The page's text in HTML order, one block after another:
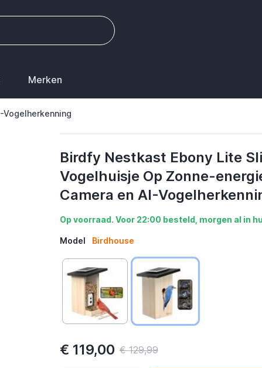
Merken
Birdfy Nestkast Ebony Lite
Vogelhuisje Op Zonne-
Camera en AI-
Op voorraad. Voor 22:00 besteld, morgen al in
Model Birdhouse
€ 119,00 € 129,99